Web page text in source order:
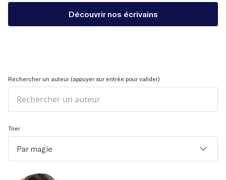
Découvrir nos écrivains
Rechercher un auteur (appuyer sur entrée pour valider)
Trier
Par magie